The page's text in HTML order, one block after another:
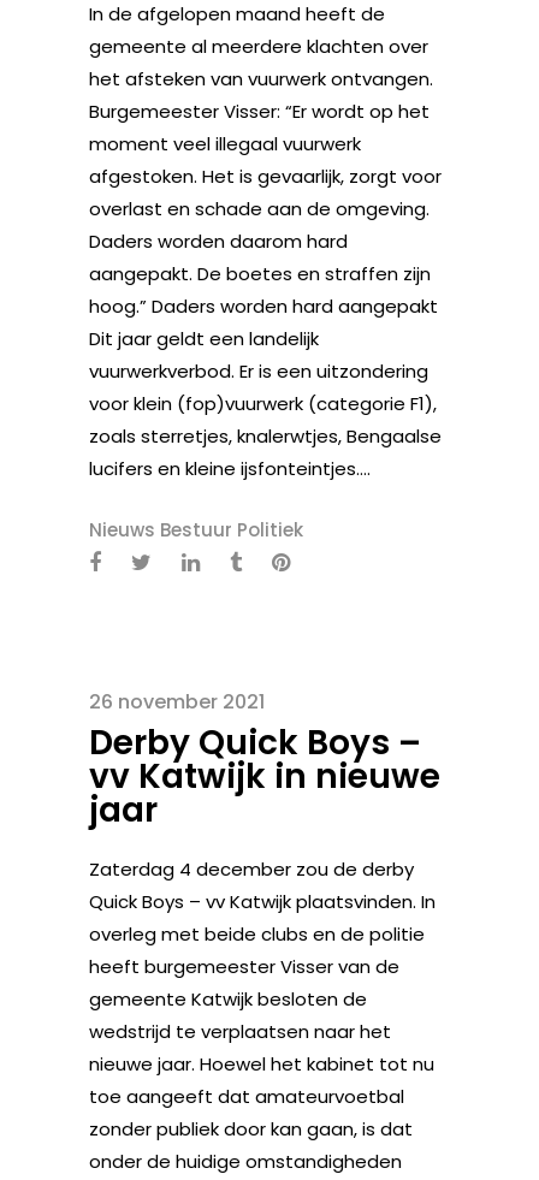
In de afgelopen maand heeft de
gemeente al meerdere klachten over
het afsteken van vuurwerk ontvangen.
Burgemeester Visser: “Er wordt op het
moment veel illegaal vuurwerk
afgestoken. Het is gevaarlijk, zorgt voor
overlast en schade aan de omgeving.
Daders worden daarom hard
aangepakt. De boetes en straffen zijn
hoog.” Daders worden hard aangepakt
Dit jaar geldt een landelijk
vuurwerkverbod. Er is een uitzondering
voor klein (fop)vuurwerk (categorie F1),
zoals sterretjes, knalerwtjes, Bengaalse
lucifers en kleine ijsfonteintjes....
Nieuws Bestuur Politiek
26 november 2021
Derby Quick Boys –
vv Katwijk in nieuwe
jaar
Zaterdag 4 december zou de derby
Quick Boys – vv Katwijk plaatsvinden. In
overleg met beide clubs en de politie
heeft burgemeester Visser van de
gemeente Katwijk besloten de
wedstrijd te verplaatsen naar het
nieuwe jaar. Hoewel het kabinet tot nu
toe aangeeft dat amateurvoetbal
zonder publiek door kan gaan, is dat
onder de huidige omstandigheden